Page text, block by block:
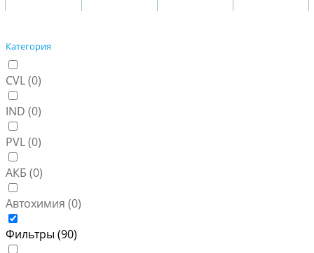
Категория
CVL (0)
IND (0)
PVL (0)
АКБ (0)
Автохимия (0)
Фильтры (90)